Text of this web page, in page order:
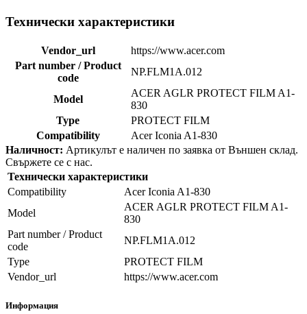
Технически характеристики
Vendor_url
https://www.acer.com
Part number / Product
code
NP.FLM1A.012
Model
ACER AGLR PROTECT FILM A1-
830
Type
PROTECT FILM
Compatibility
Acer Iconia A1-830
Наличност: Артикулът е наличен по заявка от Външен склад.
Свържете се с нас.
Технически характеристики
Compatibility
Acer Iconia A1-830
Model
ACER AGLR PROTECT FILM A1-
830
Part number / Product
code
NP.FLM1A.012
Type
PROTECT FILM
Vendor_url
https://www.acer.com
Информация